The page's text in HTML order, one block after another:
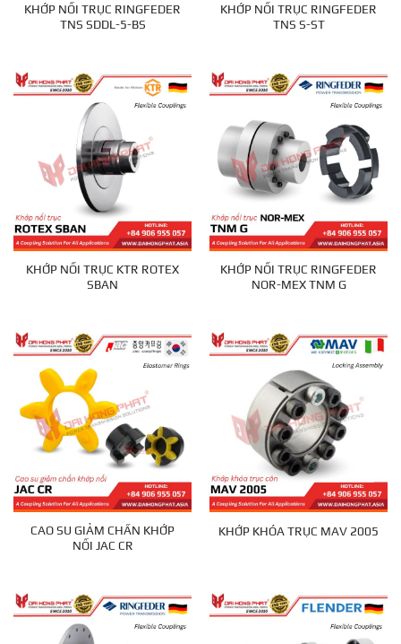
KHỚP NỐI TRỤC RINGFEDER
TNS SDDL-5-BS
KHỚP NỐI TRỤC RINGFEDER
TNS S-ST
KHỚP NỐI TRỤC KTR ROTEX
SBAN
KHỚP NỐI TRỤC RINGFEDER
NOR-MEX TNM G
CAO SU GIẢM CHẤN KHỚP
NỐI JAC CR
KHỚP KHÓA TRỤC MAV 2005